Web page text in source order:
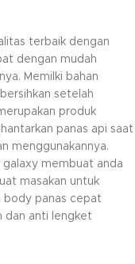
terbaik dengan
dengan mudah
Memilki bahan
setelah
produk
panas api saat
menggunakannya.
galaxy membuat anda
masakan untuk
body panas cepat
dan anti lengket